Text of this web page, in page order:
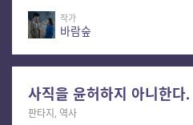
게 말을 걸기도 하고, 그러다 갑자기
뚝하게 지나치기도 한다. 래아가 그녀와 비슷한 시기에 마케팅팀에
경력직으로 입사한 정연에게 이 팀
“이루빈은 여자에게 상처를 주는 개
이 팀장을 비난한다. 그 말이 도화선
히면 얽힐수록, 그녀는 오락가락하며
마음의 상처를 입는 것뿐만 아니라,
작가
바람숲
사직을 윤허하지 아니한다.
판타지, 역사